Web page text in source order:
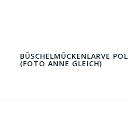
BÜSCHELMÜCKENLARVE POL
(FOTO ANNE GLEICH)